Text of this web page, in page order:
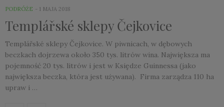
PODRÓŻE 1 MAJA 2018
Templářské sklepy Čejkovice
Templářské sklepy Čejkovice. W piwnicach, w dębowych
beczkach dojrzewa około 350 tys. litrów wina. Największa ma
pojemność 20 tys. litrów i jest w Księdze Guinnessa (jako
największa beczka, która jest używana). Firma zarządza 110 ha
upraw i …